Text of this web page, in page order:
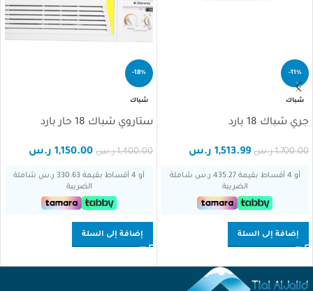
-11%
شباك
جري شباك 18 بارد
1,700.00 ر.س 1,513.99 ر.س
أو 4 أقساط بقيمة 435.27 ر.س شاملة
الضريبة
إضافة إلى السلة
-18%
شباك
ستاروي شباك 18 حار بارد
1,400.00 ر.س 1,150.00 ر.س
أو 4 أقساط بقيمة 330.63 ر.س شاملة
الضريبة
إضافة إلى السلة